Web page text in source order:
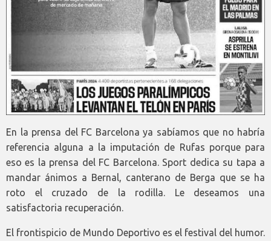
En la prensa del FC Barcelona ya sabíamos que no habría
referencia alguna a la imputación de Rufas porque para
eso es la prensa del FC Barcelona. Sport dedica su tapa a
mandar ánimos a Bernal, canterano de Berga que se ha
roto el cruzado de la rodilla. Le deseamos una
satisfactoria recuperación.
El frontispicio de Mundo Deportivo es el festival del humor.